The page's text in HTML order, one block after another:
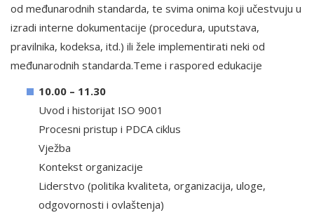
od međunarodnih standarda, te svima onima koji učestvuju u
izradi interne dokumentacije (procedura, uputstava,
pravilnika, kodeksa, itd.) ili žele implementirati neki od
međunarodnih standarda.Teme i raspored edukacije
10.00 – 11.30
Uvod i historijat ISO 9001
Procesni pristup i PDCA ciklus
Vježba
Kontekst organizacije
Liderstvo (politika kvaliteta, organizacija, uloge,
odgovornosti i ovlaštenja)